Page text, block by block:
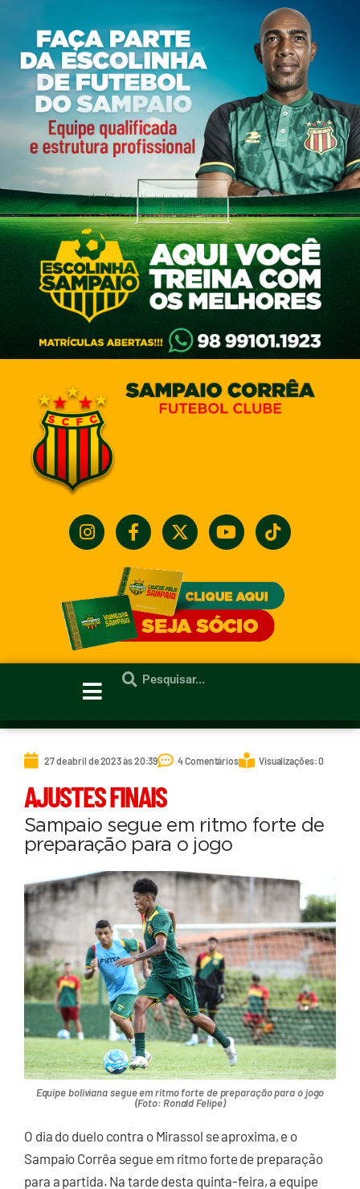
27 de abril de 2023 às 20:39 4 Comentários Visualizações: 0
AJUSTES FINAIS
Sampaio segue em ritmo forte de
preparação para o jogo
Equipe boliviana segue em ritmo forte de preparação para o jogo
(Foto: Ronald Felipe)
O dia do duelo contra o Mirassol se aproxima, e o
Sampaio Corrêa segue em ritmo forte de preparação
para a partida. Na tarde desta quinta-feira, a equipe